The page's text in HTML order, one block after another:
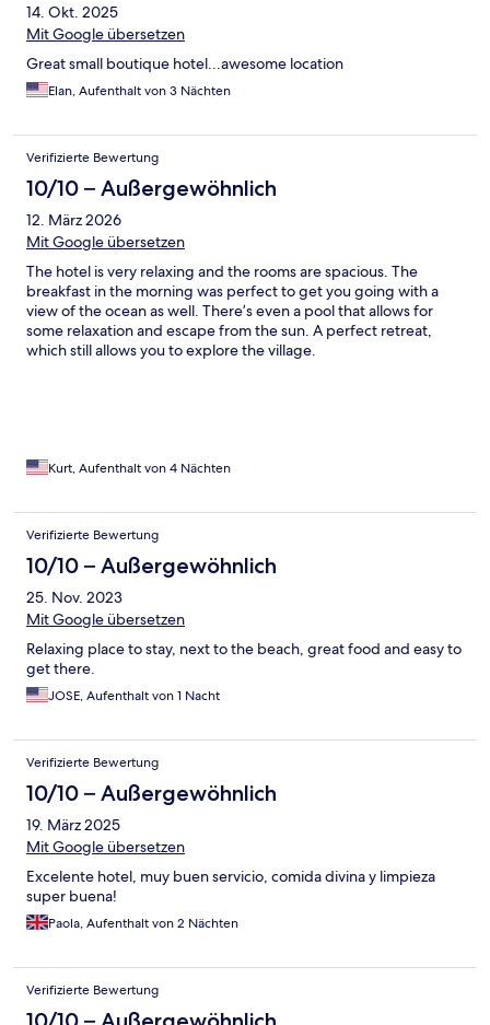
14. Okt. 2025
Mit Google übersetzen
Great small boutique hotel...awesome location
Elan, Aufenthalt von 3 Nächten
Verifizierte Bewertung
10/10 – Außergewöhnlich
12. März 2026
Mit Google übersetzen
The hotel is very relaxing and the rooms are spacious. The
breakfast in the morning was perfect to get you going with a
view of the ocean as well. There’s even a pool that allows for
some relaxation and escape from the sun. A perfect retreat,
which still allows you to explore the village.
Kurt, Aufenthalt von 4 Nächten
Verifizierte Bewertung
10/10 – Außergewöhnlich
25. Nov. 2023
Mit Google übersetzen
Relaxing place to stay, next to the beach, great food and easy to
get there.
JOSE, Aufenthalt von 1 Nacht
Verifizierte Bewertung
10/10 – Außergewöhnlich
19. März 2025
Mit Google übersetzen
Excelente hotel, muy buen servicio, comida divina y limpieza
super buena!
Paola, Aufenthalt von 2 Nächten
Verifizierte Bewertung